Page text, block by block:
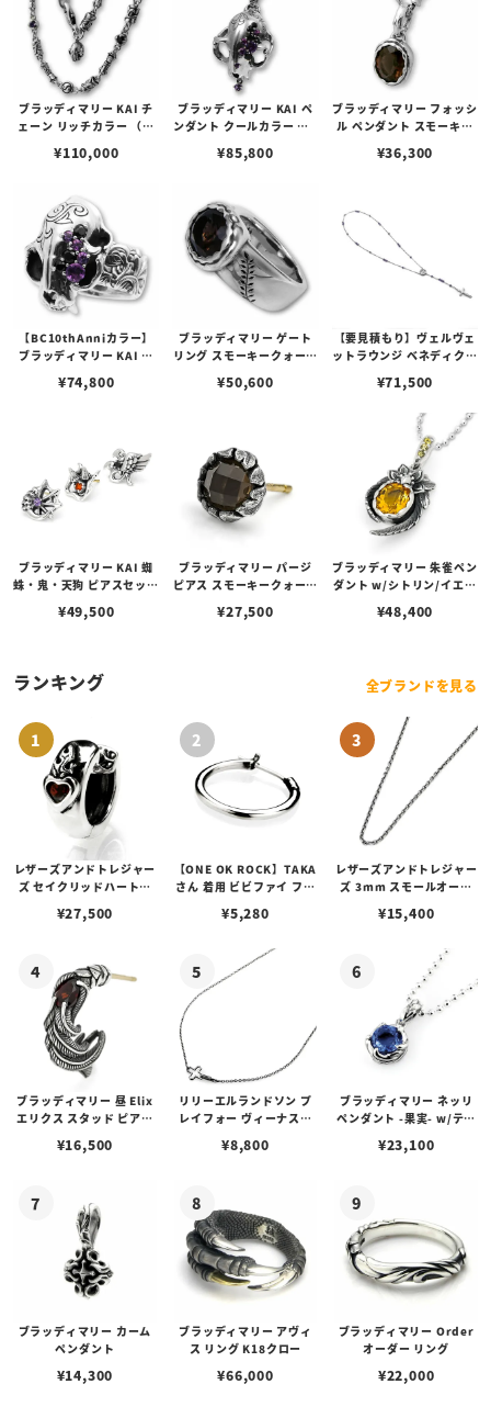
ブラッディマリー KAI チ
ェーン リッチカラー （極
¥110,000
ブラッディマリー KAI ペ
ンダント クールカラー （B
¥85,800
ブラッディマリー フォッシ
ル ペンダント スモーキー
¥36,300
【BC10thAnniカラー】
ブラッディマリー KAI リ
¥74,800
ブラッディマリー ゲート
リング スモーキークォーツ
¥50,600
【要見積もり】ヴェルヴェ
ットラウンジ ベネディクシ
ト
¥71,500
ブラッディマリー KAI 蜘
蛛・鬼・天狗 ピアスセット
パール/ブラックスピネル
¥49,500
ブラッディマリー パージ
ピアス スモーキークォーツ
¥27,500
ブラッディマリー 朱雀ペン
ダント w/シトリン/イエロ
¥48,400
ランキング 全ブランドを見る
レザーズアンドトレジャー
ズ セイクリッドハートピ
¥27,500
【ONE OK ROCK】TAKA
さん 着用 ビビファイ フー
¥5,280
レザーズアンドトレジャー
ズ 3mm スモールオーバ
ブスタークラスプ＆LTロ
¥15,400
ブラッディマリー 昼 Elix
エリクス スタッド ピアス
¥16,500
リリーエルランドソン プ
レイフォー ヴィーナスチ
¥8,800
ブラッディマリー ネッリ
ペンダント -果実- w/ティ
¥23,100
ブラッディマリー カーム
ペンダント
¥14,300
ブラッディマリー アヴィ
ス リング K18クロー
¥66,000
ブラッディマリー Order
オーダー リング
¥22,000